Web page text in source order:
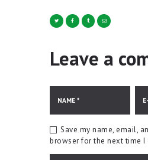
Leave a
Save my name, email,
browser for the next time I